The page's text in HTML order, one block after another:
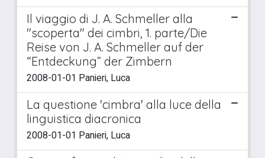
Il viaggio di J. A. Schmeller alla
"scoperta" dei cimbri, 1. parte/Die
Reise von J. A. Schmeller auf der
“Entdeckung” der Zimbern
2008-01-01 Panieri, Luca
La questione 'cimbra' alla luce della
linguistica diacronica
2008-01-01 Panieri, Luca